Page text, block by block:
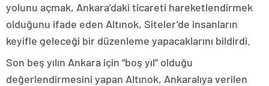
yolunu açmak, Ankara’daki ticareti hareketlendirmek
olduğunu ifade eden Altınok, Siteler’de insanların
keyifle geleceği bir düzenleme yapacaklarını bildirdi.
Son beş yılın Ankara için “boş yıl” olduğu
değerlendirmesini yapan Altınok, Ankaralıya verilen